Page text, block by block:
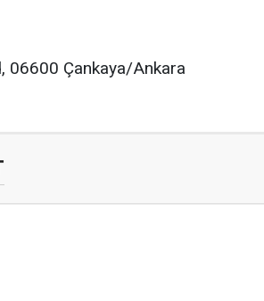
06600 Çankaya/Ankara